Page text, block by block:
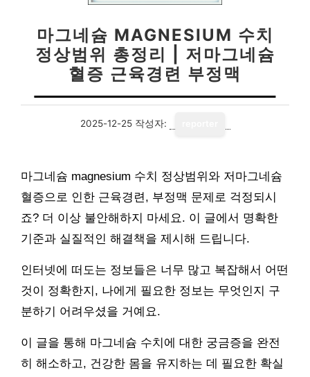
마그네슘 MAGNESIUM 수치
정상범위 총정리 | 저마그네슘
혈증 근육경련 부정맥
2025-12-25 작성자:
마그네슘 magnesium 수치 정상범위와 저마그네슘
혈증으로 인한 근육경련, 부정맥 문제로 걱정되시
죠? 더 이상 불안해하지 마세요. 이 글에서 명확한
기준과 실질적인 해결책을 제시해 드립니다.
인터넷에 떠도는 정보들은 너무 많고 복잡해서 어떤
것이 정확한지, 나에게 필요한 정보는 무엇인지 구
분하기 어려우셨을 거예요.
이 글을 통해 마그네슘 수치에 대한 궁금증을 완전
히 해소하고, 건강한 몸을 유지하는 데 필요한 확실